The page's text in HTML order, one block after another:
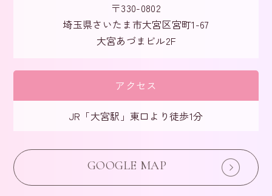
〒330-0802
埼玉県さいたま市大宮区宮町1-67
大宮あづまビル2F
アクセス
JR「大宮駅」東口より徒歩1分
GOOGLE MAP